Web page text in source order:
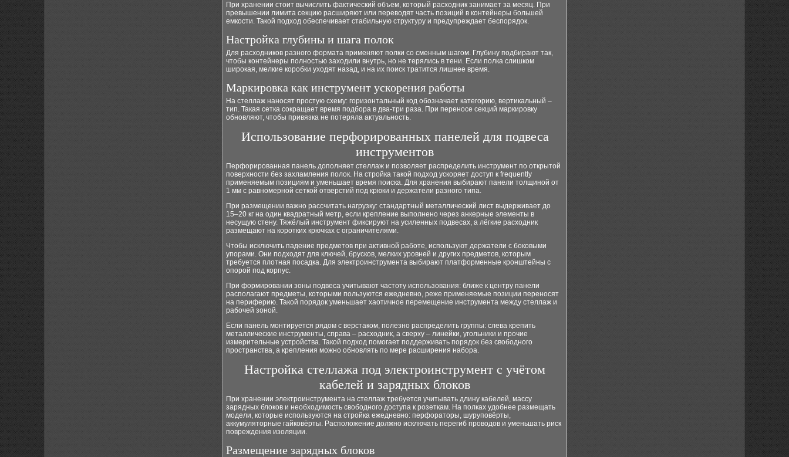
При хранении стоит вычислить фактический объем, который расходник занимает за месяц. При
превышении лимита секцию расширяют или переводят часть позиций в контейнеры большей
емкости. Такой подход обеспечивает стабильную структуру и предупреждает беспорядок.
Настройка глубины и шага полок
Для расходников разного формата применяют полки со сменным шагом. Глубину подбирают так,
чтобы контейнеры полностью заходили внутрь, но не терялись в тени. Если полка слишком
широкая, мелкие коробки уходят назад, и на их поиск тратится лишнее время.
Маркировка как инструмент ускорения работы
На стеллаж наносят простую схему: горизонтальный код обозначает категорию, вертикальный –
тип. Такая сетка сокращает время подбора в два-три раза. При переносе секций маркировку
обновляют, чтобы привязка не потеряла актуальность.
Использование перфорированных панелей для подвеса
инструментов
Перфорированная панель дополняет стеллаж и позволяет распределить инструмент по открытой
поверхности без захламления полок. На стройка такой подход ускоряет доступ к frequently
применяемым позициям и уменьшает время поиска. Для хранения выбирают панели толщиной от
1 мм с равномерной сеткой отверстий под крюки и держатели разного типа.
При размещении важно рассчитать нагрузку: стандартный металлический лист выдерживает до
15–20 кг на один квадратный метр, если крепление выполнено через анкерные элементы в
несущую стену. Тяжёлый инструмент фиксируют на усиленных подвесах, а лёгкие расходник
размещают на коротких крючках с ограничителями.
Чтобы исключить падение предметов при активной работе, используют держатели с боковыми
упорами. Они подходят для ключей, брусков, мелких уровней и других предметов, которым
требуется плотная посадка. Для электроинструмента выбирают платформенные кронштейны с
опорой под корпус.
При формировании зоны подвеса учитывают частоту использования: ближе к центру панели
располагают предметы, которыми пользуются ежедневно, реже применяемые позиции переносят
на периферию. Такой порядок уменьшает хаотичное перемещение инструмента между стеллаж и
рабочей зоной.
Если панель монтируется рядом с верстаком, полезно распределить группы: слева крепить
металлические инструменты, справа – расходник, а сверху – линейки, угольники и прочие
измерительные устройства. Такой подход помогает поддерживать порядок без свободного
пространства, а крепления можно обновлять по мере расширения набора.
Настройка стеллажа под электроинструмент с учётом
кабелей и зарядных блоков
При хранении электроинструмента на стеллаж требуется учитывать длину кабелей, массу
зарядных блоков и необходимость свободного доступа к розеткам. На полках удобнее размещать
модели, которые используются на стройка ежедневно: перфораторы, шуруповёрты,
аккумуляторные гайковёрты. Расположение должно исключать перегиб проводов и уменьшать риск
повреждения изоляции.
Размещение зарядных блоков